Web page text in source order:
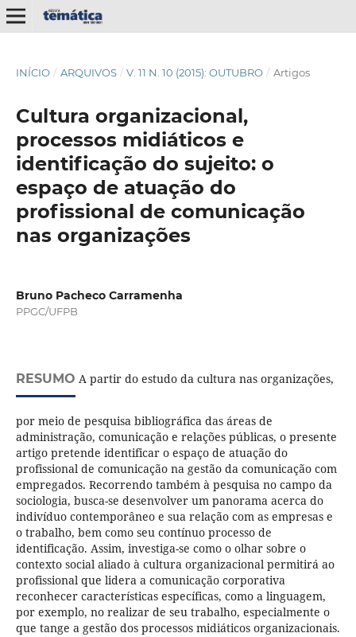
INÍCIO / ARQUIVOS / V. 11 N. 10 (2015): OUTUBRO / Artigos
Cultura organizacional,
processos midiáticos e
identificação do sujeito: o
espaço de atuação do
profissional de comunicação
nas organizações
Bruno Pacheco Carramenha
PPGC/UFPB
RESUMO A partir do estudo da cultura nas organizações,
por meio de pesquisa bibliográfica das áreas de
administração, comunicação e relações públicas, o presente
artigo pretende identificar o espaço de atuação do
profissional de comunicação na gestão da comunicação com
empregados. Recorrendo também à pesquisa no campo da
sociologia, busca-se desenvolver um panorama acerca do
indivíduo contemporâneo e sua relação com as empresas e
o trabalho, bem como seu contínuo processo de
identificação. Assim, investiga-se como o olhar sobre o
contexto social aliado à cultura organizacional permitirá ao
profissional que lidera a comunicação corporativa
reconhecer características específicas, como a linguagem,
por exemplo, no realizar de seu trabalho, especialmente o
que tange a gestão dos processos midiáticos organizacionais.